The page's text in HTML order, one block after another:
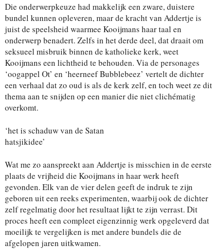
Die onderwerpkeuze had makkelijk een zware, duistere
bundel kunnen opleveren, maar de kracht van Addertje is
juist de speelsheid waarmee Kooijmans haar taal en
onderwerp benadert. Zelfs in het derde deel, dat draait om
seksueel misbruik binnen de katholieke kerk, weet
Kooijmans een lichtheid te behouden. Via de personages
‘oogappel Ot’ en ‘heerneef Bubblebeez’ vertelt de dichter
een verhaal dat zo oud is als de kerk zelf, en toch weet ze dit
thema aan te snijden op een manier die niet clichématig
overkomt.
‘het is schaduw van de Satan
hatsjikidee’
Wat me zo aanspreekt aan Addertje is misschien in de eerste
plaats de vrijheid die Kooijmans in haar werk heeft
gevonden. Elk van de vier delen geeft de indruk te zijn
geboren uit een reeks experimenten, waarbij ook de dichter
zelf regelmatig door het resultaat lijkt te zijn verrast. Dit
proces heeft een compleet eigenzinnig werk opgeleverd dat
moeilijk te vergelijken is met andere bundels die de
afgelopen jaren uitkwamen.